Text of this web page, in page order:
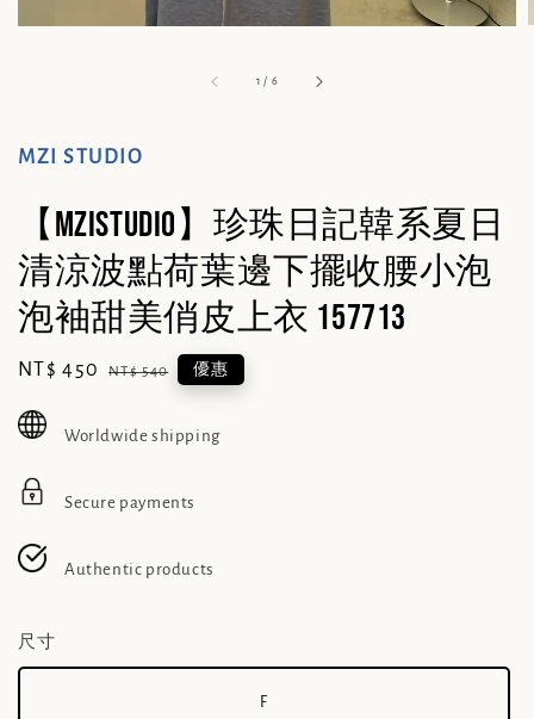
1 / 6
MZI STUDIO
【MZISTUDIO】珍珠日記韓系夏日
清涼波點荷葉邊下擺收腰小泡
泡袖甜美俏皮上衣 157713
Sale
NT$ 450 Regular
NT$ 540 優惠
Worldwide shipping
Secure payments
Authentic products
尺寸
F